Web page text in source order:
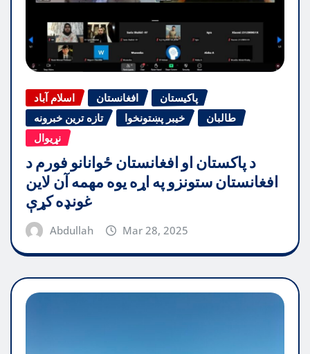
اسلام آباد افغانستان
پاکیستان
تازه ترین خبرونه
خیبر پښتونخوا
طالبان
نړیوال
د پاکستان او افغانستان ځوانانو فورم د
افغانستان ستونزو په اړه یوه مهمه آن لاین
غونډه کړې
Abdullah Mar 28, 2025